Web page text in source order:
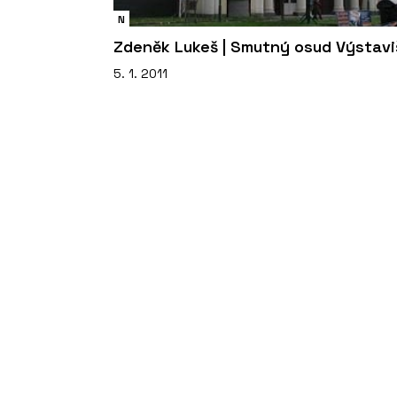
N
Zdeněk Lukeš | Smutný osud
5. 1. 2011